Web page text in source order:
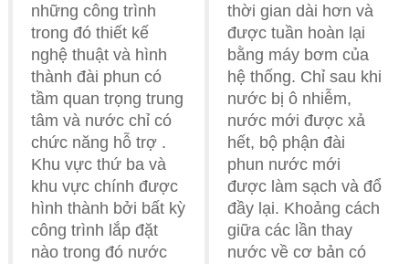
những công trình
trong đó thiết kế
nghệ thuật và hình
thành đài phun có
tầm quan trọng trung
tâm và nước chỉ có
chức năng hỗ trợ .
Khu vực thứ ba và
khu vực chính được
hình thành bởi bất kỳ
công trình lắp đặt
nào trong đó nước
thời gian dài hơn và
được tuần hoàn lại
bằng máy bơm của
hệ thống. Chỉ sau khi
nước bị ô nhiễm,
nước mới được xả
hết, bộ phận đài
phun nước mới
được làm sạch và đổ
đầy lại. Khoảng cách
giữa các lần thay
nước về cơ bản có